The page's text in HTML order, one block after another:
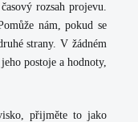
rozsah projevu.
nám, pokud se
strany. V žádném
postoje a hodnoty,
přijměte to jako